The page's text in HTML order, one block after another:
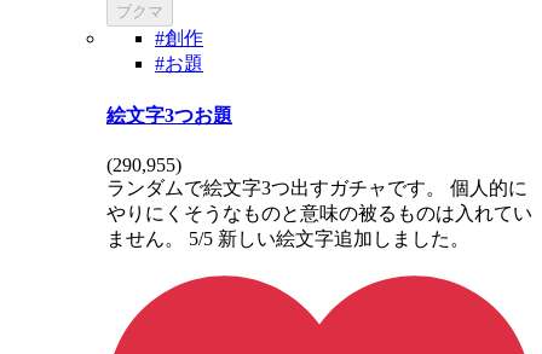
ブクマ
#創作
#お題
絵文字3つお題
(290,955)
ランダムで絵文字3つ出すガチャです。 個人的に
やりにくそうなものと意味の被るものは入れてい
ません。 5/5 新しい絵文字追加しました。